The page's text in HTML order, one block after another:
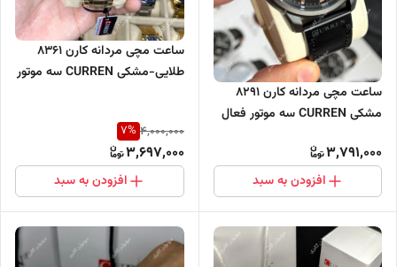
ساعت مچی مردانه کارن 8291
مشکی CURREN سه موتور فعال
3,791,000
افزودن به سبد
ساعت مچی مردانه کارن 8361
طلایی-مشکی CURREN سه موتور
4,000,000
7%
3,697,000
افزودن به سبد